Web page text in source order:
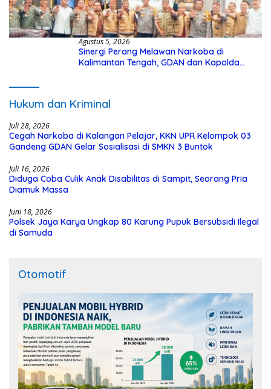
Agustus 5, 2026
Sinergi Perang Melawan Narkoba di
Kalimantan Tengah, GDAN dan Kapolda
Hukum dan Kriminal
Juli 28, 2026
Cegah Narkoba di Kalangan Pelajar, KKN UPR Kelompok 03
Gandeng GDAN Gelar Sosialisasi di SMKN 3 Buntok
Juli 16, 2026
Diduga Coba Culik Anak Disabilitas di Sampit, Seorang Pria
Diamuk Massa
Juni 18, 2026
Polsek Jaya Karya Ungkap 80 Karung Pupuk Bersubsidi Ilegal
di Samuda
Otomotif